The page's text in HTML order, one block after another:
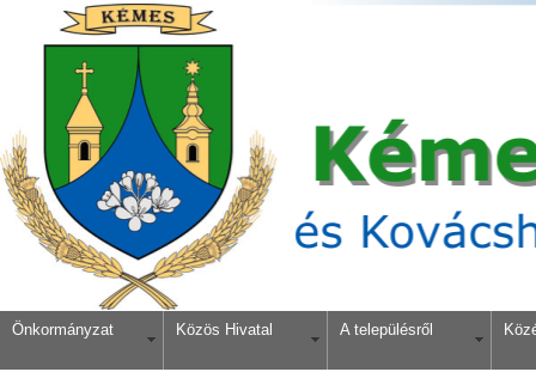
Önkormányzat Közös Hivatal A településről